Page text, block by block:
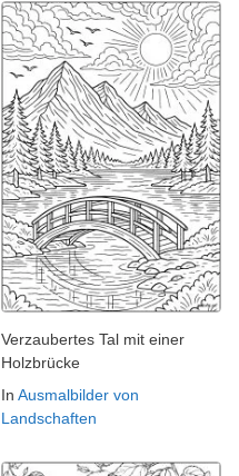
Verzaubertes Tal mit einer
Holzbrücke
In Ausmalbilder von
Landschaften